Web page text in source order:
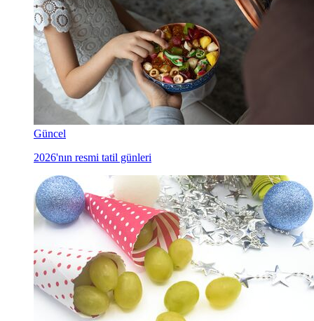
Güncel
2026'nın resmi tatil günleri